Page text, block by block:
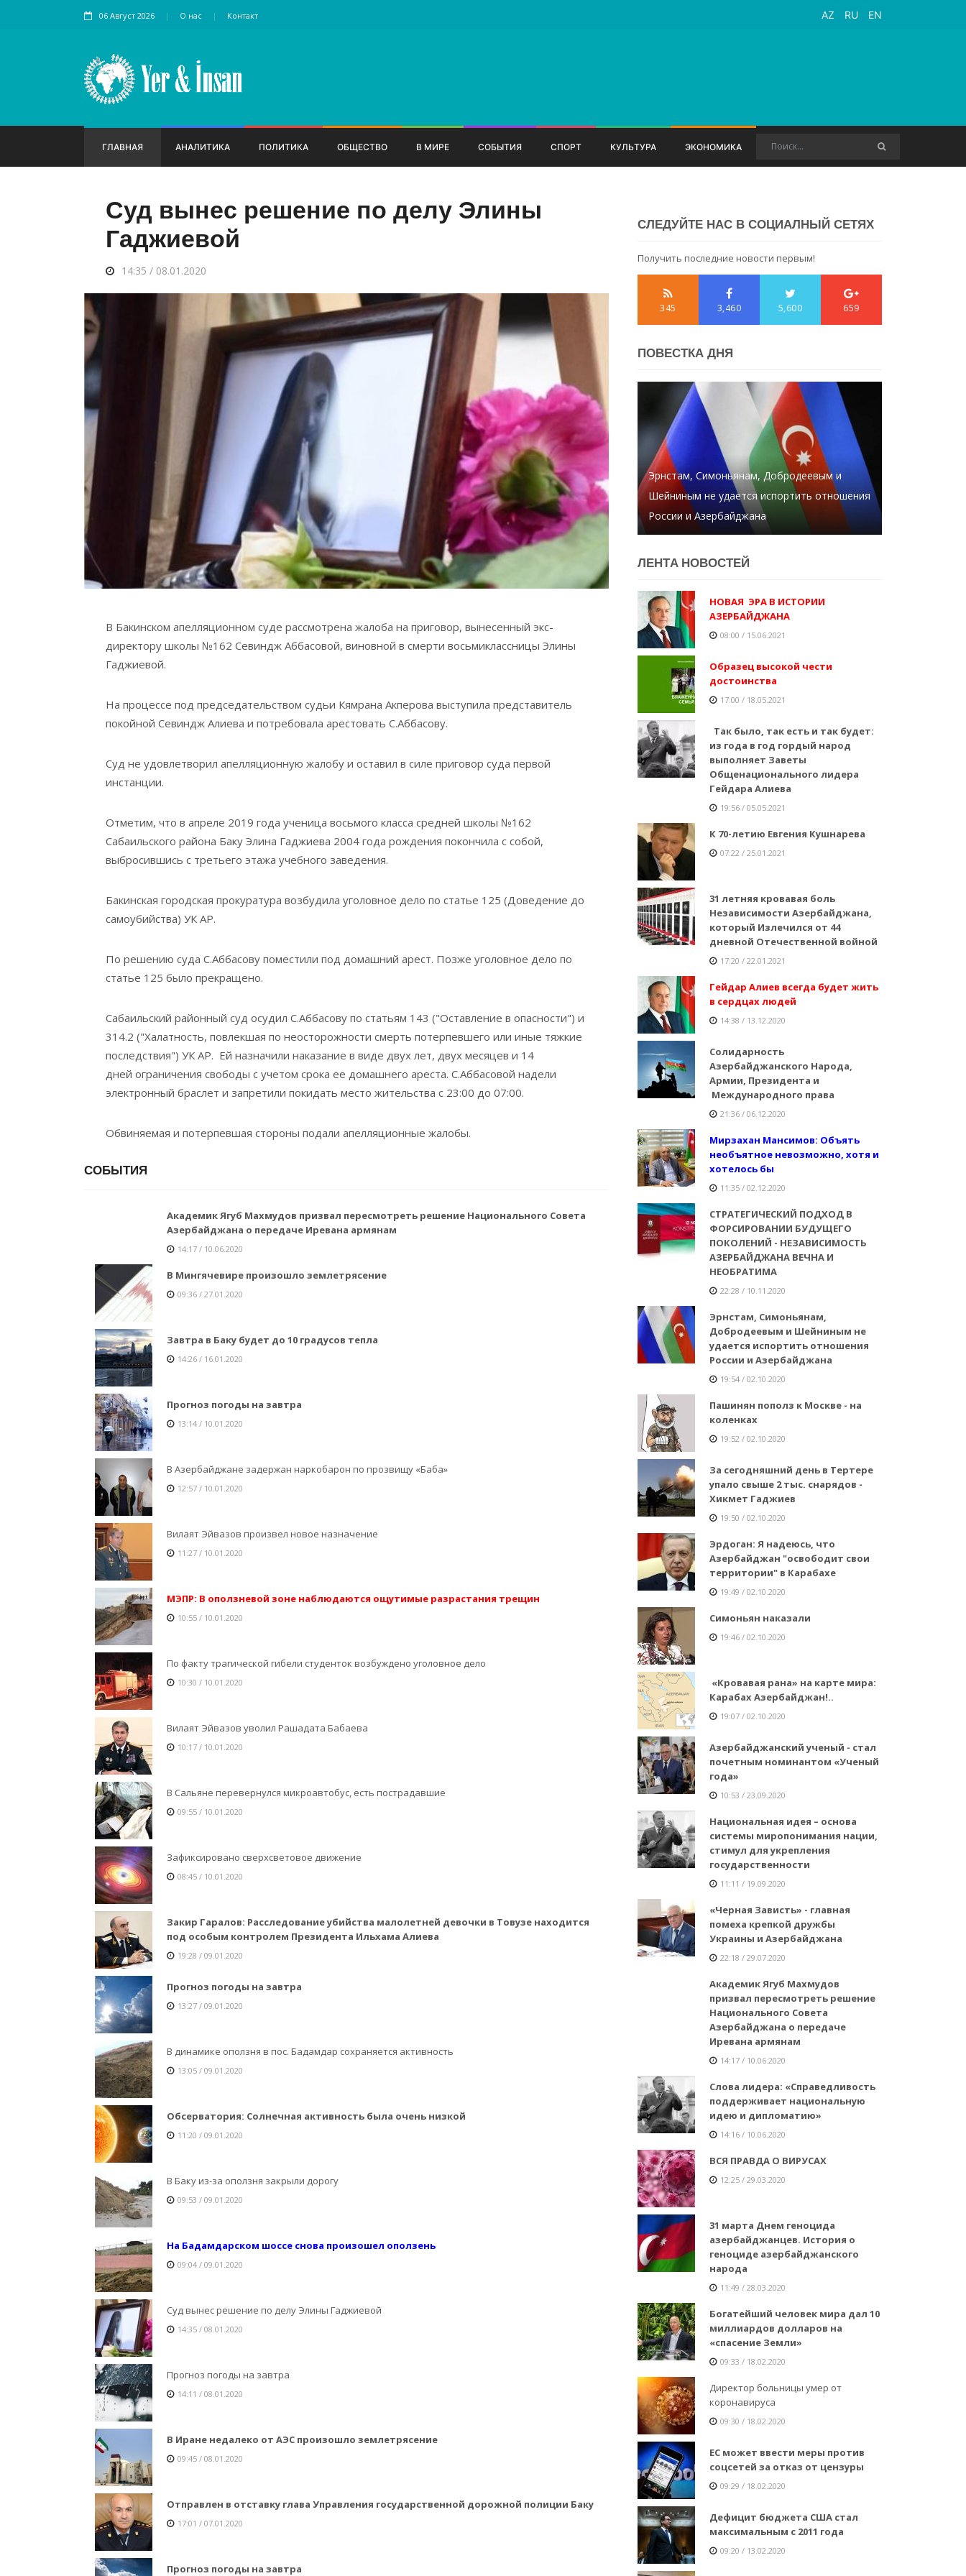
06 Август 2026 О нас Контакт AZ RU EN
ГЛАВНАЯ АНАЛИТИКА ПОЛИТИКА ОБЩЕСТВО В МИРЕ СОБЫТИЯ СПОРТ КУЛЬТУРА ЭКОНОМИКА
Суд вынес решение по делу Элины
Гаджиевой
14:35 / 08.01.2020
В Бакинском апелляционном суде рассмотрена жалоба на приговор, вынесенный экс-
директору школы №162 Севиндж Аббасовой, виновной в смерти восьмиклассницы Элины
Гаджиевой.
Hа процессе под председательством судьи Кямрана Акперова выступила представитель
покойной Севиндж Алиева и потребовала арестовать С.Аббасову.
Суд не удовлетворил апелляционную жалобу и оставил в силе приговор суда первой
инстанции.
Отметим, что в апреле 2019 года ученица восьмого класса средней школы №162
Сабаильского района Баку Элина Гаджиева 2004 года рождения покончила с собой,
выбросившись с третьего этажа учебного заведения.
Бакинская городская прокуратура возбудила уголовное дело по статье 125 (Доведение до
самоубийства) УК АР.
По решению суда С.Аббасову поместили под домашний арест. Позже уголовное дело по
статье 125 было прекращено.
Сабаильский районный суд осудил С.Аббасову по статьям 143 ("Оставление в опасности") и
314.2 ("Халатность, повлекшая по неосторожности смерть потерпевшего или иные тяжкие
последствия") УК АР. Ей назначили наказание в виде двух лет, двух месяцев и 14
дней ограничения свободы с учетом срока ее домашнего ареста. С.Аббасовой надели
электронный браслет и запретили покидать место жительства с 23:00 до 07:00.
Обвиняемая и потерпевшая стороны подали апелляционные жалобы.
СОБЫТИЯ
Академик Ягуб Махмудов призвал пересмотреть решение Национального Совета
Азербайджана о передаче Иревана армянам
14:17 / 10.06.2020
В Мингячевире произошло землетрясение
09:36 / 27.01.2020
Завтра в Баку будет до 10 градусов тепла
14:26 / 16.01.2020
Прогноз погоды на завтра
13:14 / 10.01.2020
В Азербайджане задержан наркобарон по прозвищу «Баба»
12:57 / 10.01.2020
Вилаят Эйвазов произвел новое назначение
11:27 / 10.01.2020
МЭПР: В оползневой зоне наблюдаются ощутимые разрастания трещин
10:55 / 10.01.2020
По факту трагической гибели студенток возбуждено уголовное дело
10:30 / 10.01.2020
Вилаят Эйвазов уволил Рашадата Бабаева
10:17 / 10.01.2020
В Сальяне перевернулся микроавтобус, есть пострадавшие
09:55 / 10.01.2020
Зафиксировано сверхсветовое движение
08:45 / 10.01.2020
Закир Гаралов: Расследование убийства малолетней девочки в Товузе находится
под особым контролем Президента Ильхама Алиева
19:28 / 09.01.2020
Прогноз погоды на завтра
13:27 / 09.01.2020
В динамике оползня в пос. Бадамдар сохраняется активность
13:05 / 09.01.2020
Обсерватория: Солнечная активность была очень низкой
11:20 / 09.01.2020
В Баку из-за оползня закрыли дорогу
09:53 / 09.01.2020
На Бадамдарском шоссе снова произошел оползень
09:04 / 09.01.2020
Суд вынес решение по делу Элины Гаджиевой
14:35 / 08.01.2020
Прогноз погоды на завтра
14:11 / 08.01.2020
В Иране недалеко от АЭС произошло землетрясение
09:45 / 08.01.2020
Отправлен в отставку глава Управления государственной дорожной полиции Баку
17:01 / 07.01.2020
Прогноз погоды на завтра
СЛЕДУЙТЕ НАС В СОЦИАЛНЫЙ СЕТЯХ
Получить последние новости первым!
345 3,460 5,600 659
ПОВЕСТКА ДНЯ
Эрнстам, Симоньянам, Добродеевым и
Шейниным не удается испортить отношения
России и Азербайджана
ЛЕНТA НОВОСТЕЙ
НОВАЯ ЭРА В ИСТОРИИ
АЗЕРБАЙДЖАНА
08:00 / 15.06.2021
Образец высокой чести
достоинства
17:00 / 18.05.2021
Так было, так есть и так будет:
из года в год гордый народ
выполняет Заветы
Общенационального лидера
Гейдара Алиева
19:56 / 05.05.2021
К 70-летию Евгения Кушнарева
07:22 / 25.01.2021
31 летняя кровавая боль
Независимости Азербайджана,
который Излечился от 44
дневной Отечественной войной
17:20 / 22.01.2021
Гейдар Алиев всегда будет жить
в сердцах людей
14:38 / 13.12.2020
Солидарность
Азербайджанского Народа,
Армии, Президента и
Международного права
21:36 / 06.12.2020
Мирзахан Мансимов: Объять
необъятное невозможно, хотя и
хотелось бы
11:35 / 02.12.2020
СТРАТЕГИЧЕСКИЙ ПОДХОД В
ФОРСИРОВАНИИ БУДУЩЕГО
ПОКОЛЕНИЙ - НЕЗАВИСИМОСТЬ
АЗЕРБАЙДЖАНА ВЕЧНА И
НЕОБРАТИМА
22:28 / 10.11.2020
Эрнстам, Симоньянам,
Добродеевым и Шейниным не
удается испортить отношения
России и Азербайджана
19:54 / 02.10.2020
Пашинян пополз к Москве - на
коленках
19:52 / 02.10.2020
За сегодняшний день в Тертере
упало свыше 2 тыс. снарядов -
Хикмет Гаджиев
19:50 / 02.10.2020
Эрдоган: Я надеюсь, что
Азербайджан "освободит свои
территории" в Карабахе
19:49 / 02.10.2020
Симоньян наказали
19:46 / 02.10.2020
«Кровавая рана» на карте мира:
Карабах Азербайджан!..
19:07 / 02.10.2020
Азербайджанский ученый - стал
почетным номинантом «Ученый
года»
10:53 / 23.09.2020
Национальная идея – основа
системы миропонимания нации,
стимул для укрепления
государственности
11:11 / 19.09.2020
«Черная Зависть» - главная
помеха крепкой дружбы
Украины и Азербайджана
22:18 / 29.07.2020
Академик Ягуб Махмудов
призвал пересмотреть решение
Национального Совета
Азербайджана о передаче
Иревана армянам
14:17 / 10.06.2020
Слова лидера: «Справедливость
поддерживает национальную
идею и дипломатию»
14:16 / 10.06.2020
ВСЯ ПРАВДА О ВИРУСАХ
12:25 / 29.03.2020
31 марта Днем геноцида
азербайджанцев. История о
геноциде азербайджанского
народа
11:49 / 28.03.2020
Богатейший человек мира дал 10
миллиардов долларов на
«спасение Земли»
09:33 / 18.02.2020
Директор больницы умер от
коронавируса
09:30 / 18.02.2020
ЕС может ввести меры против
соцсетей за отказ от цензуры
09:29 / 18.02.2020
Дефицит бюджета США стал
максимальным с 2011 года
09:20 / 13.02.2020